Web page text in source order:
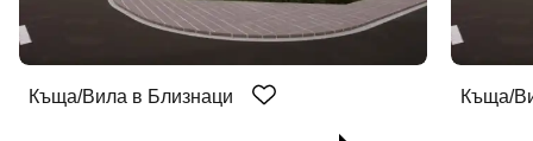
Добре дошъл!
Къща/Вила в Близнаци Къща/